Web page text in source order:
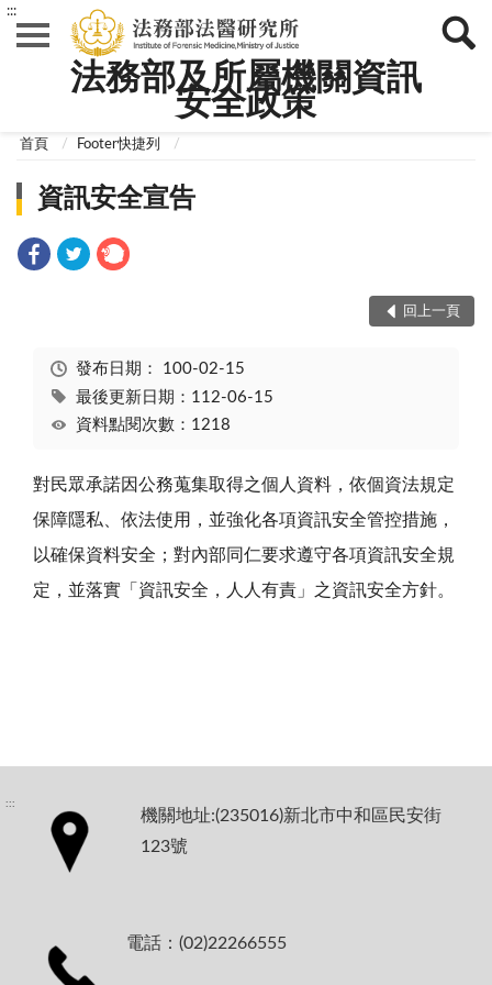
法務部及所屬機關資訊
安全政策
:::
首頁 Footer快捷列
資訊安全宣告
回上一頁
發布日期： 100-02-15
最後更新日期：112-06-15
資料點閱次數：1218
對民眾承諾因公務蒐集取得之個人資料，依個資法規定
保障隱私、依法使用，並強化各項資訊安全管控措施，
以確保資料安全；對內部同仁要求遵守各項資訊安全規
定，並落實「資訊安全，人人有責」之資訊安全方針。
:::
機關地址:(235016)新北市中和區民安街
123號
電話：(02)22266555